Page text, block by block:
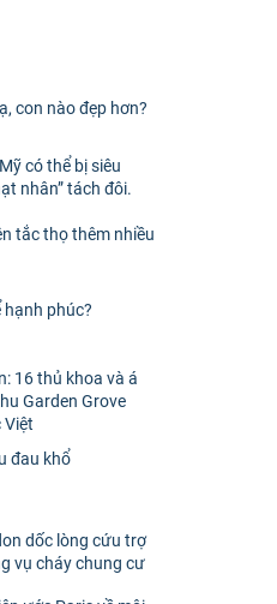
con nào đẹp hơn?
có thể bị siêu
nhân” tách đôi.
tắc thọ thêm nhiều
hạnh phúc?
16 thủ khoa và á
Garden Grove
Việt
đau khổ
dốc lòng cứu trợ
vụ cháy chung cư